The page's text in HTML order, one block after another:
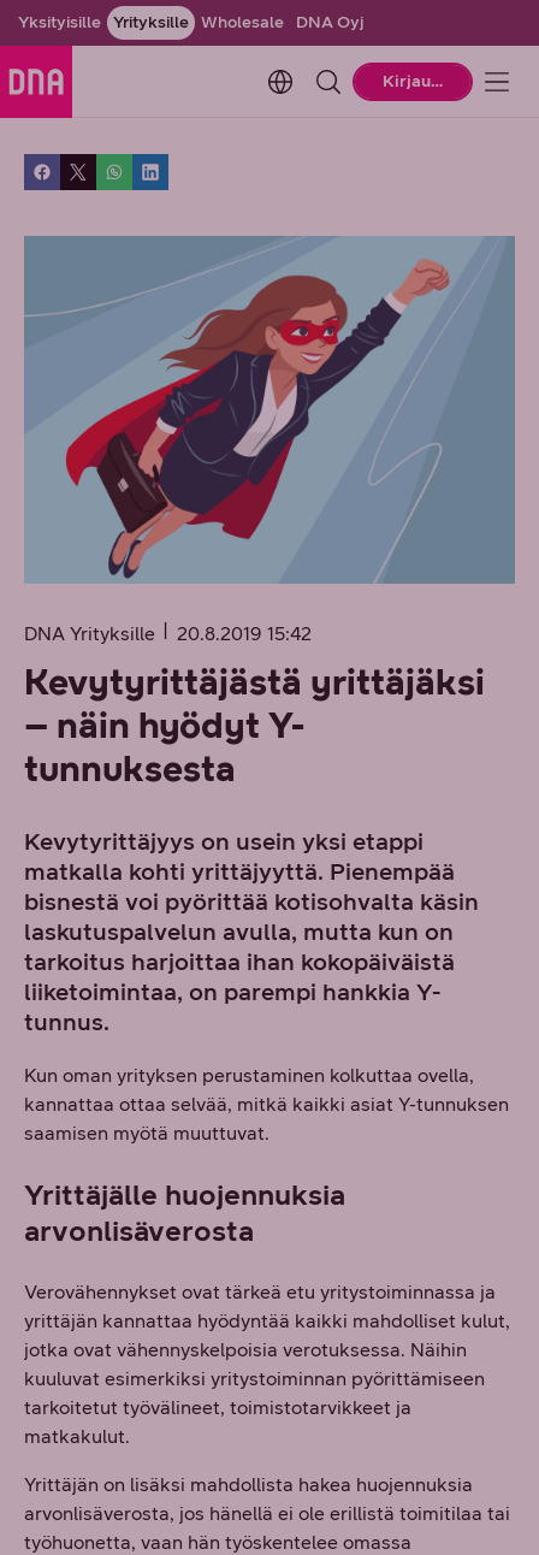
Yksityisille Yrityksille Wholesale DNA Oyj
Change language. Current
Kirjaudu
DNA Yrityksille 20.8.2019 15:42
Kevytyrittäjästä yrittäjäksi
– näin hyödyt Y-
tunnuksesta
Kevytyrittäjyys on usein yksi etappi
matkalla kohti yrittäjyyttä. Pienempää
bisnestä voi pyörittää kotisohvalta käsin
laskutuspalvelun avulla, mutta kun on
tarkoitus harjoittaa ihan kokopäiväistä
liiketoimintaa, on parempi hankkia Y-
tunnus.
Kun oman yrityksen perustaminen kolkuttaa ovella,
kannattaa ottaa selvää, mitkä kaikki asiat Y-tunnuksen
saamisen myötä muuttuvat.
Yrittäjälle huojennuksia
arvonlisäverosta
Verovähennykset ovat tärkeä etu yritystoiminnassa ja
yrittäjän kannattaa hyödyntää kaikki mahdolliset kulut,
jotka ovat vähennyskelpoisia verotuksessa. Näihin
kuuluvat esimerkiksi yritystoiminnan pyörittämiseen
tarkoitetut työvälineet, toimistotarvikkeet ja
matkakulut.
Yrittäjän on lisäksi mahdollista hakea huojennuksia
arvonlisäverosta, jos hänellä ei ole erillistä toimitilaa tai
työhuonetta, vaan hän työskentelee omassa